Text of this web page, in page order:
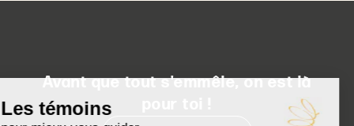
Avant que tout s'emmêle, on est là